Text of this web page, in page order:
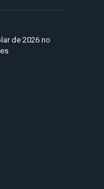
de 2026 no